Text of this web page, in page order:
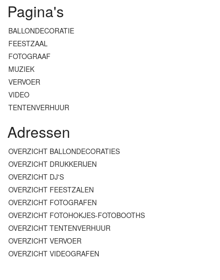
Pagina's
BALLONDECORATIE
FEESTZAAL
FOTOGRAAF
MUZIEK
VERVOER
VIDEO
TENTENVERHUUR
Adressen
OVERZICHT BALLONDECORATIES
OVERZICHT DRUKKERIJEN
OVERZICHT DJ'S
OVERZICHT FEESTZALEN
OVERZICHT FOTOGRAFEN
OVERZICHT FOTOHOKJES-FOTOBOOTHS
OVERZICHT TENTENVERHUUR
OVERZICHT VERVOER
OVERZICHT VIDEOGRAFEN